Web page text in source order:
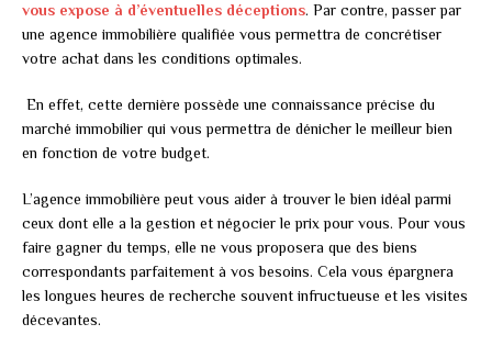
vous expose à d’éventuelles déceptions. Par contre, passer par
une agence immobilière qualifiée vous permettra de concrétiser
votre achat dans les conditions optimales.
En effet, cette dernière possède une connaissance précise du
marché immobilier qui vous permettra de dénicher le meilleur bien
en fonction de votre budget.
L’agence immobilière peut vous aider à trouver le bien idéal parmi
ceux dont elle a la gestion et négocier le prix pour vous. Pour vous
faire gagner du temps, elle ne vous proposera que des biens
correspondants parfaitement à vos besoins. Cela vous épargnera
les longues heures de recherche souvent infructueuse et les visites
décevantes.